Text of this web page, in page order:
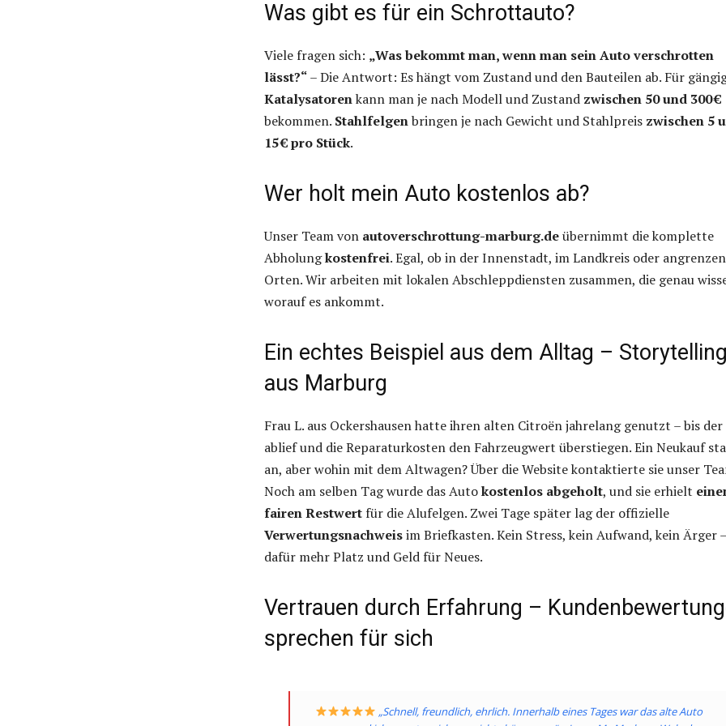
Was gibt es für ein Schrottauto?
Viele fragen sich: „Was bekommt man, wenn man sein Auto verschrotten
lässt?“– Die Antwort: Es hängt vom Zustand und den Bauteilen ab. Für
Katalysatorenkann man je nach Modell und Zustand zwischen 50 und 300 €
bekommen. Stahlfelgenbringen je nach Gewicht und Stahlpreis zwischen 5
15 € pro Stück.
Wer holt mein Auto kostenlos ab?
Unser Team von autoverschrottung-marburg.deübernimmt die komplette
Abholungkostenfrei. Egal, ob in der Innenstadt, im Landkreis oder
Orten. Wir arbeiten mit lokalen Abschleppdiensten zusammen, die genau
worauf es ankommt.
Ein echtes Beispiel aus dem Alltag – Storytelling
aus Marburg
Frau L. aus Ockershausen hatte ihren alten Citroën jahrelang genutzt – bis der
ablief und die Reparaturkosten den Fahrzeugwert überstiegen. Ein Neukauf
an, aber wohin mit dem Altwagen? Über die Website kontaktierte sie unser
Noch am selben Tag wurde das Autokostenlos abgeholt, und sie erhielt
fairen Restwert für die Alufelgen. Zwei Tage später lag der offizielle
Verwertungsnachweisim Briefkasten. Kein Stress, kein Aufwand, kein Ärger –
dafür mehr Platz und Geld für Neues.
Vertrauen durch Erfahrung –
sprechen für sich
„Schnell, freundlich, ehrlich. Innerhalb eines Tages war das alte Auto